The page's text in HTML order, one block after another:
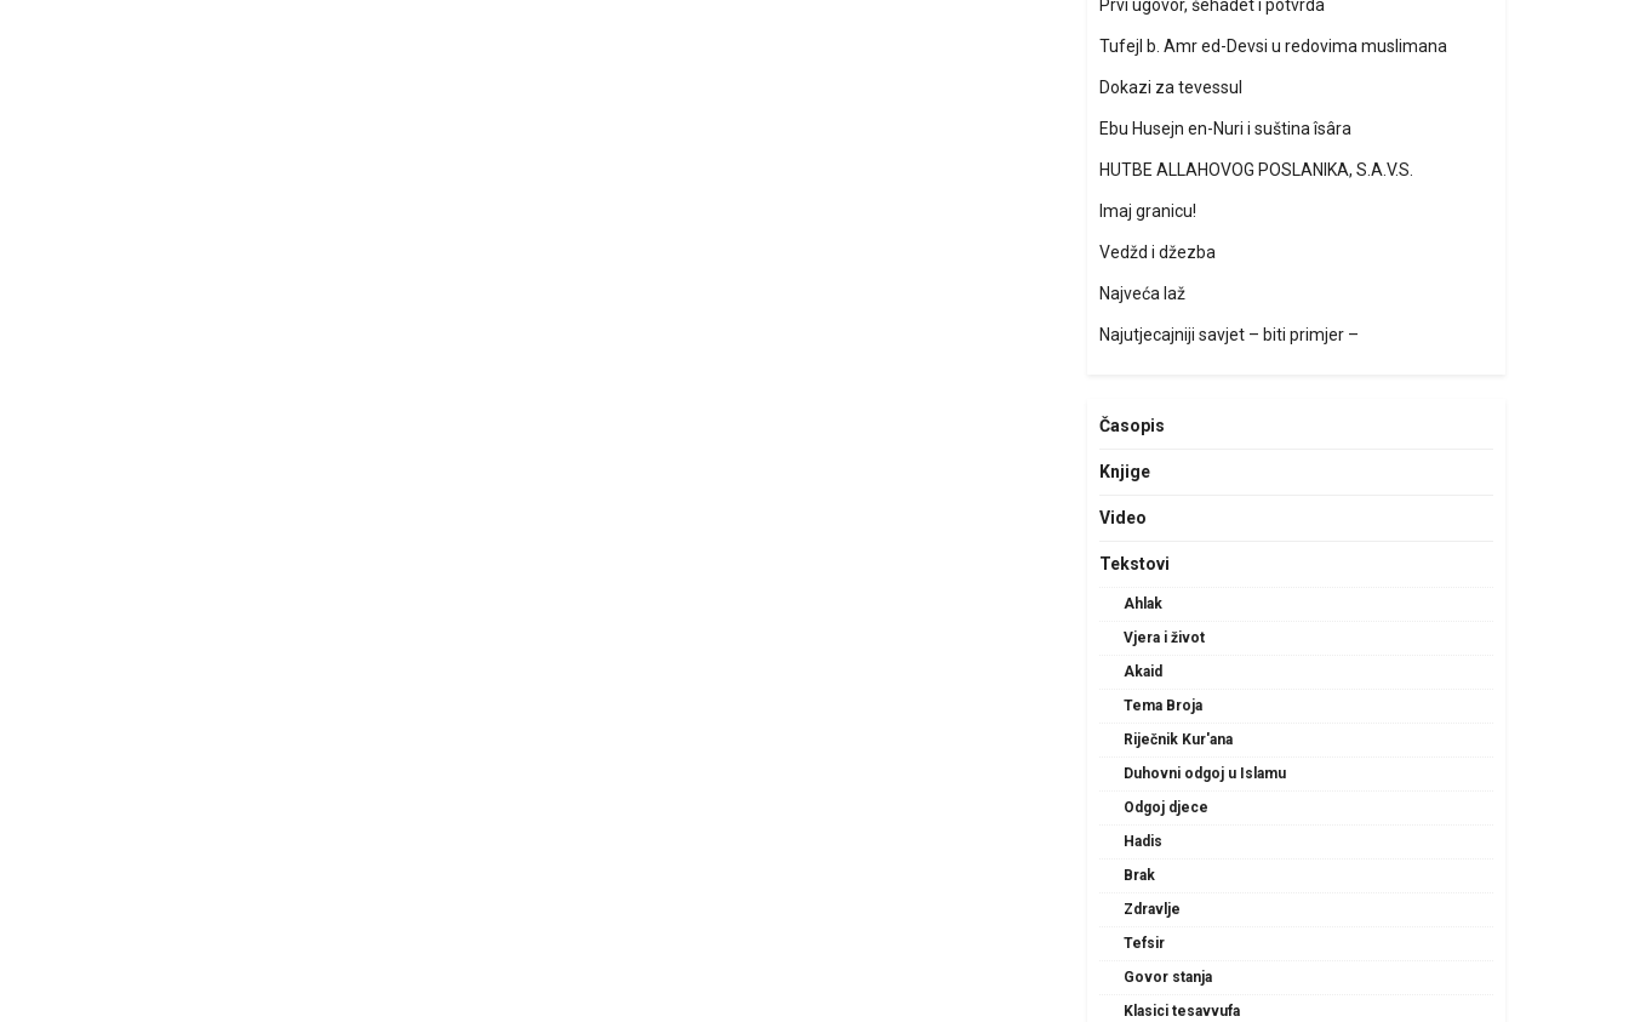
Prvi ugovor, šehadet i potvrda
Tufejl b. Amr ed-Devsi u redovima muslimana
Dokazi za tevessul
Ebu Husejn en-Nuri i suština îsâra
HUTBE ALLAHOVOG POSLANIKA, S.A.V.S.
Imaj granicu!
Vedžd i džezba
Najveća laž
Najutjecajniji savjet – biti primjer –
Časopis
Knjige
Video
Tekstovi
Ahlak
Vjera i život
Akaid
Tema Broja
Riječnik Kur'ana
Duhovni odgoj u Islamu
Odgoj djece
Hadis
Brak
Zdravlje
Tefsir
Govor stanja
Klasici tesavvufa